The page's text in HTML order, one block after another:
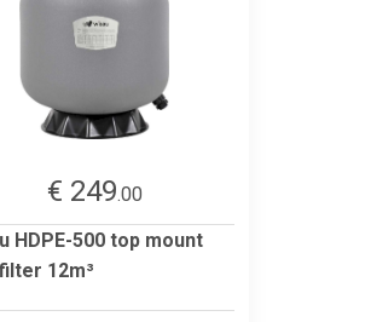
€ 249.00
HDPE-500 top mount
12m³